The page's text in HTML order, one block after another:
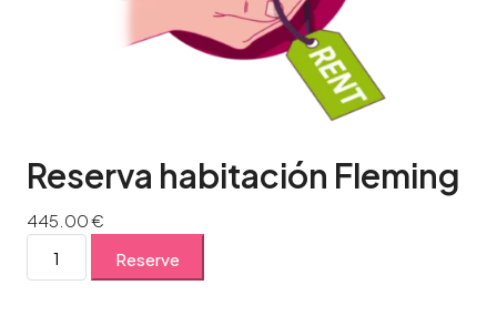
Reserva habitación Fleming
445.00€
Reserve